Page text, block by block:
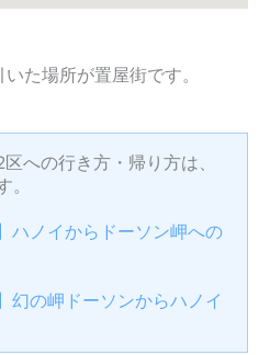
た場所が置屋街です。
への行き方・帰り方は、
。
ハノイからドーソン岬への
幻の岬ドーソンからハノイ